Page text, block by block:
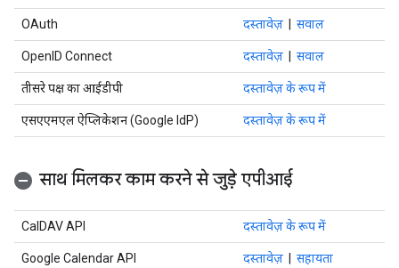
OAuth दस्तावेज़ सवाल
OpenID Connect दस्तावेज़ सवाल
तीसरे पक्ष का आईडीपी दस्तावेज़ के रूप में
एसएएमएल ऐप्लिकेशन (Google IdP) दस्तावेज़ के रूप में
साथ मिलकर काम करने से जुड़े एपीआई
CalDAV API दस्तावेज़ के रूप में
Google Calendar API दस्तावेज़ सहायता